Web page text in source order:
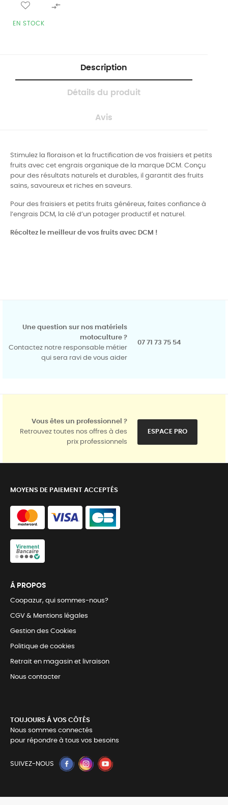

EN STOCK
Description
Détails du produit
Avis
Stimulez la floraison et la fructification de vos fraisiers et petits
fruits avec cet engrais organique de la marque DCM. Conçu
pour des résultats naturels et durables, il garantit des fruits
sains, savoureux et riches en saveurs.
Pour des fraisiers et petits fruits généreux, faites confiance à
l’engrais DCM, la clé d’un potager productif et naturel.
Récoltez le meilleur de vos fruits avec DCM !
Une question sur nos matériels
motoculture ?
Contactez notre responsable métier
qui sera ravi de vous aider
07 71 73 75 54
Vous êtes un professionnel ?
Retrouvez toutes nos offres à des
prix professionnels
ESPACE PRO
MOYENS DE PAIEMENT ACCEPTÉS
Á PROPOS
Coopazur, qui sommes-nous?
CGV & Mentions légales
Gestion des Cookies
Politique de cookies
Retrait en magasin et livraison
Nous contacter
TOUJOURS Á VOS CÔTÉS
Nous sommes connectés
pour répondre à tous vos besoins
SUIVEZ-NOUS